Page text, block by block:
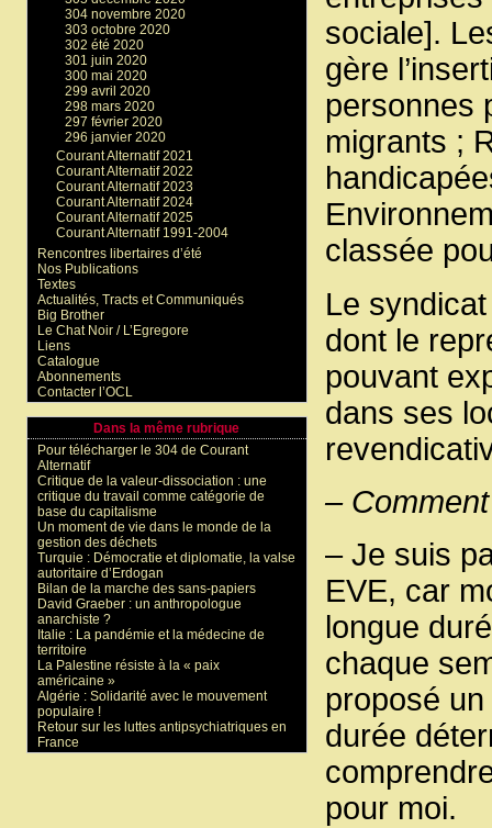
sociale].
gère
personnes
migrants ;
classée
Le
dont le
pouvant
dans ses
–
– Je suis
EVE, car
longue
chaque
proposé
durée
pour moi.
304 novembre 2020
303 octobre 2020
302 été 2020
301 juin 2020
300 mai 2020
299 avril 2020
298 mars 2020
297 février 2020
296 janvier 2020
Courant Alternatif 2021
Courant Alternatif 2022
Courant Alternatif 2023
Courant Alternatif 2024
Courant Alternatif 2025
Courant Alternatif 1991-2004
Rencontres libertaires d’été
Nos Publications
Textes
Actualités, Tracts et Communiqués
Big Brother
Le Chat Noir / L’Egregore
Liens
Catalogue
Abonnements
Contacter l’OCL
Dans la même rubrique
Pour télécharger le 304 de Courant
Alternatif
Critique de la valeur-dissociation : une
critique du travail comme catégorie de
base du capitalisme
Un moment de vie dans le monde de la
gestion des déchets
Turquie : Démocratie et diplomatie, la valse
autoritaire d’Erdogan
Bilan de la marche des sans-papiers
David Graeber : un anthropologue
anarchiste ?
Italie : La pandémie et la médecine de
territoire
La Palestine résiste à la « paix
américaine »
Algérie : Solidarité avec le mouvement
populaire !
Retour sur les luttes antipsychiatriques en
France